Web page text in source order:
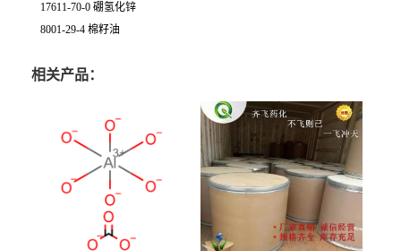
17611-70-0 硼氢化锌
8001-29-4 棉籽油
相关产品：